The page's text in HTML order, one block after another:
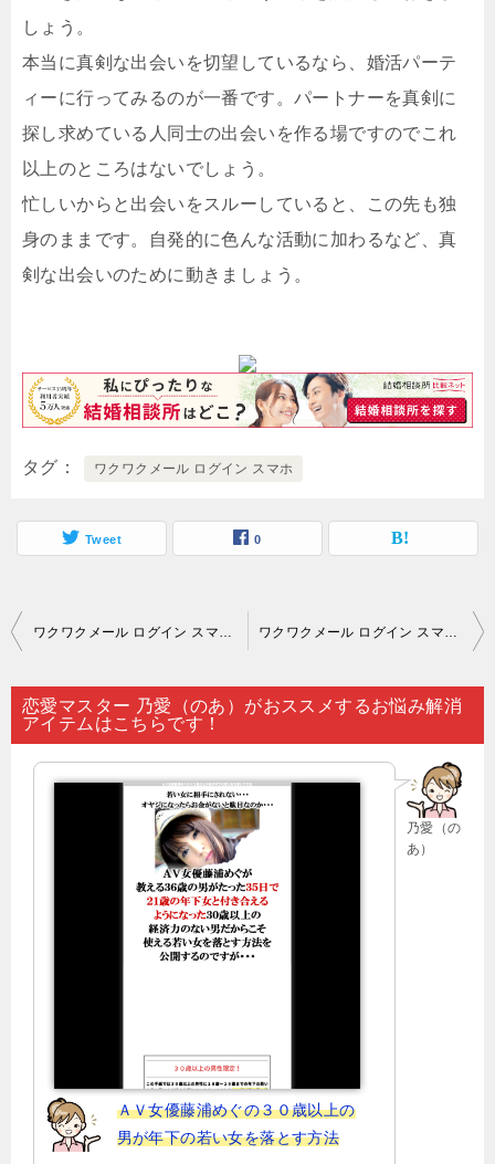
しょう。
本当に真剣な出会いを切望しているなら、婚活パーテ
ィーに行ってみるのが一番です。パートナーを真剣に
探し求めている人同士の出会いを作る場ですのでこれ
以上のところはないでしょう。
忙しいからと出会いをスルーしていると、この先も独
身のままです。自発的に色んな活動に加わるなど、真
剣な出会いのために動きましょう。
タグ ワクワクメール ログイン スマホ
Tweet 0
投
ナ
ビ
ワクワクメール ログイン スマホ｜あなたが恋愛相談を仲良くしている人からされた場合は…。 ワクワクメール ログイン スマホ｜「占いは的中しない」と決めつけている方も多いと思いますが…。
恋愛マスター 乃愛（のあ）がおススメするお悩み解消
アイテムはこちらです！
乃愛（の
あ）
ＡＶ女優藤浦めぐの３０歳以上の
男が年下の若い女を落とす方法